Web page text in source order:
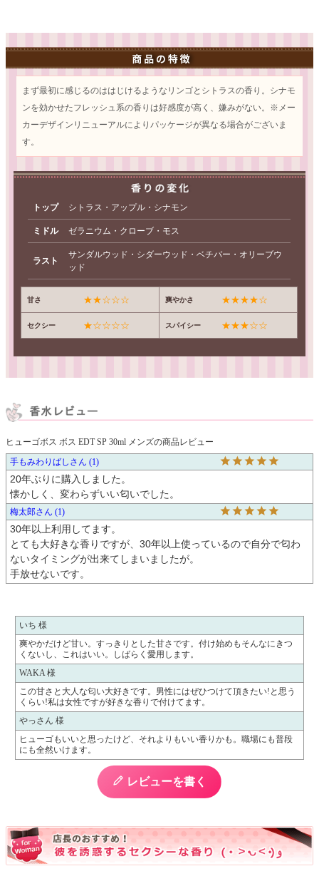
まず最初に感じるのははじけるようなリンゴとシトラスの香り。シナモ
ンを効かせたフレッシュ系の香りは好感度が高く、嫌みがない。※メー
カーデザインリニューアルによりパッケージが異なる場合がございま
す。
トップ シトラス・アップル・シナモン
ミドル ゼラニウム・クローブ・モス
ラスト
サンダルウッド・シダーウッド・ベチバー・オリーブウ
ッド
甘さ ★★☆☆☆ 爽やかさ ★★★★☆
セクシー ★☆☆☆☆ スパイシー ★★★☆☆
ヒューゴボス ボス EDT SP 30ml メンズの商品レビュー
手もみわりばし
1
20年ぶりに購入しました。
懐かしく、変わらずいい匂いでした。
梅太郎 1
30年以上利用してます。
とても大好きな香りですが、30年以上使っているので自分で匂わ
ないタイミングが出来てしまいましたが。
手放せないです。
いち 様
爽やかだけど甘い。すっきりとした甘さです。付け始めもそんなにきつ
くないし、これはいい。しばらく愛用します。
WAKA 様
この甘さと大人な匂い大好きです。男性にはぜひつけて頂きたい!と思う
くらい!私は女性ですが好きな香りで付けてます。
やっさん 様
ヒューゴもいいと思ったけど、それよりもいい香りかも。職場にも普段
にも全然いけます。
レビューを書く